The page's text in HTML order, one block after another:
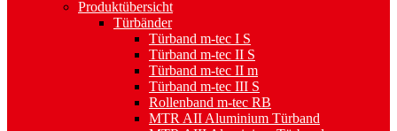
Produktübersicht
Türbänder
Türband m-tec I S
Türband m-tec II S
Türband m-tec II m
Türband m-tec III S
Rollenband m-tec RB
MTR AII Aluminium Türband